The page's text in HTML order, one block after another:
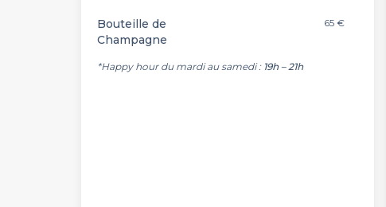
Bouteille de
Champagne
65 €
*Happy hour du mardi au samedi : 19h – 21h